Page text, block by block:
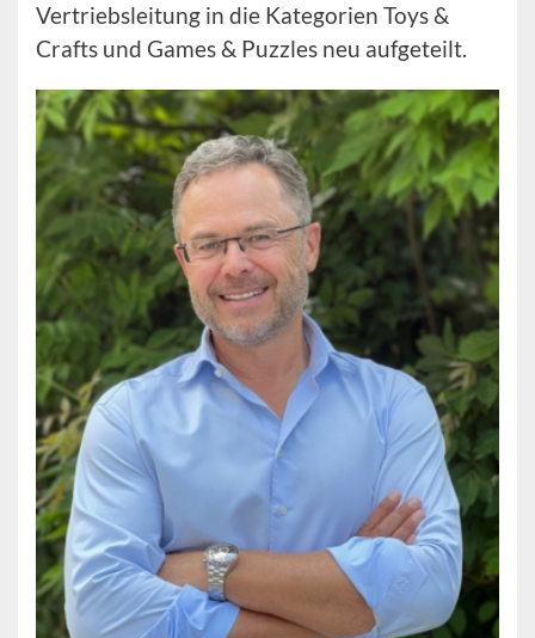
Vertriebsleitung in die Kategorien Toys &
Crafts und Games & Puzzles neu aufgeteilt.